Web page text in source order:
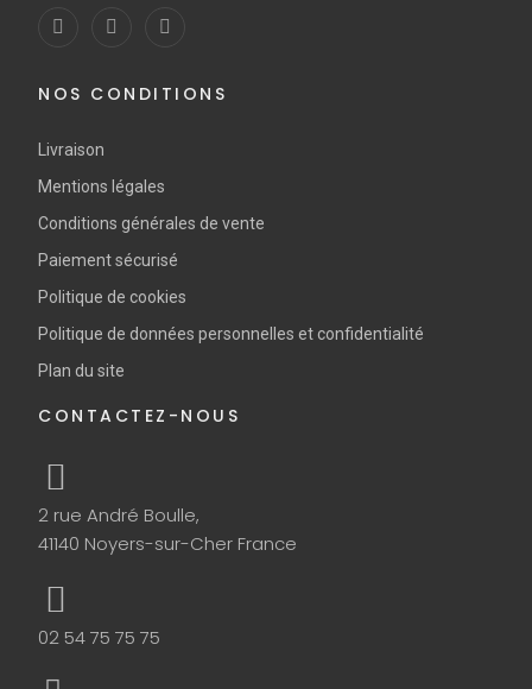
NOS CONDITIONS
Livraison
Mentions légales
Conditions générales de vente
Paiement sécurisé
Politique de cookies
Politique de données personnelles et confidentialité
Plan du site
CONTACTEZ-NOUS
2 rue André Boulle,
41140 Noyers-sur-Cher France
02 54 75 75 75